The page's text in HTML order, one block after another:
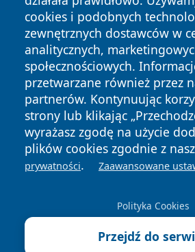
cookies i podobnych
zewnętrznych dostawców w
analitycznych,
społecznościowych.
przetwarzane również przez
partnerów. Kontynuując
strony lub klikając
wyrażasz zgodę na użycie
plików cookies zgodnie z
prywatności. Zaawansowane
Polityka Cookies
Przejdź do
Copyright © 2026 pulsbydgoszczy.pl
zastrzeżone.
News Autorzy
Polityka
Prywatności